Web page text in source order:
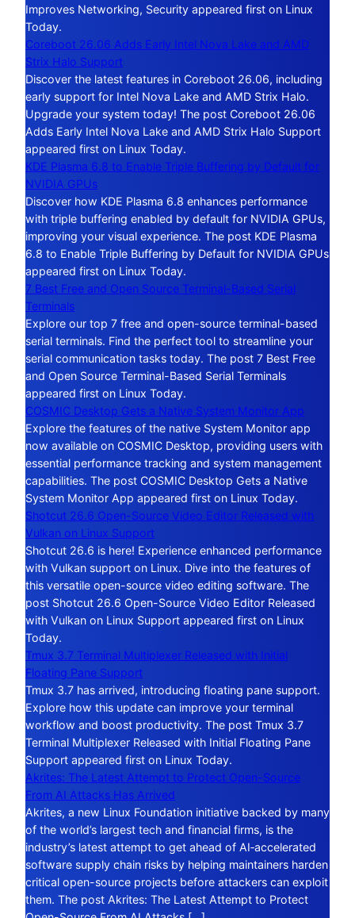
Improves Networking, Security appeared first on Linux
Today.
Coreboot 26.06 Adds Early Intel Nova Lake and AMD
Strix Halo Support
Discover the latest features in Coreboot 26.06, including
early support for Intel Nova Lake and AMD Strix Halo.
Upgrade your system today! The post Coreboot 26.06
Adds Early Intel Nova Lake and AMD Strix Halo Support
appeared first on Linux Today.
KDE Plasma 6.8 to Enable Triple Buffering by Default for
NVIDIA GPUs
Discover how KDE Plasma 6.8 enhances performance
with triple buffering enabled by default for NVIDIA GPUs,
improving your visual experience. The post KDE Plasma
6.8 to Enable Triple Buffering by Default for NVIDIA GPUs
appeared first on Linux Today.
7 Best Free and Open Source Terminal-Based Serial
Terminals
Explore our top 7 free and open-source terminal-based
serial terminals. Find the perfect tool to streamline your
serial communication tasks today. The post 7 Best Free
and Open Source Terminal-Based Serial Terminals
appeared first on Linux Today.
COSMIC Desktop Gets a Native System Monitor App
Explore the features of the native System Monitor app
now available on COSMIC Desktop, providing users with
essential performance tracking and system management
capabilities. The post COSMIC Desktop Gets a Native
System Monitor App appeared first on Linux Today.
Shotcut 26.6 Open-Source Video Editor Released with
Vulkan on Linux Support
Shotcut 26.6 is here! Experience enhanced performance
with Vulkan support on Linux. Dive into the features of
this versatile open-source video editing software. The
post Shotcut 26.6 Open-Source Video Editor Released
with Vulkan on Linux Support appeared first on Linux
Today.
Tmux 3.7 Terminal Multiplexer Released with Initial
Floating Pane Support
Tmux 3.7 has arrived, introducing floating pane support.
Explore how this update can improve your terminal
workflow and boost productivity. The post Tmux 3.7
Terminal Multiplexer Released with Initial Floating Pane
Support appeared first on Linux Today.
Akrites: The Latest Attempt to Protect Open-Source
From AI Attacks Has Arrived
Akrites, a new Linux Foundation initiative backed by many
of the world’s largest tech and financial firms, is the
industry’s latest attempt to get ahead of AI‑accelerated
software supply chain risks by helping maintainers harden
critical open-source projects before attackers can exploit
them. The post Akrites: The Latest Attempt to Protect